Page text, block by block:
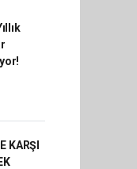
KARŞI